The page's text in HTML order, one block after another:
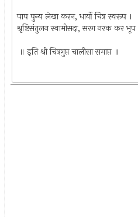
पाप पुन्य लेखा करन, धार्यो चित्र स्वरूप ।
श्रृष्टिसंतुलन स्वामीसदा, सरग नरक कर
॥ इति श्री चित्रगुप्त चालीसा समाप्त ॥